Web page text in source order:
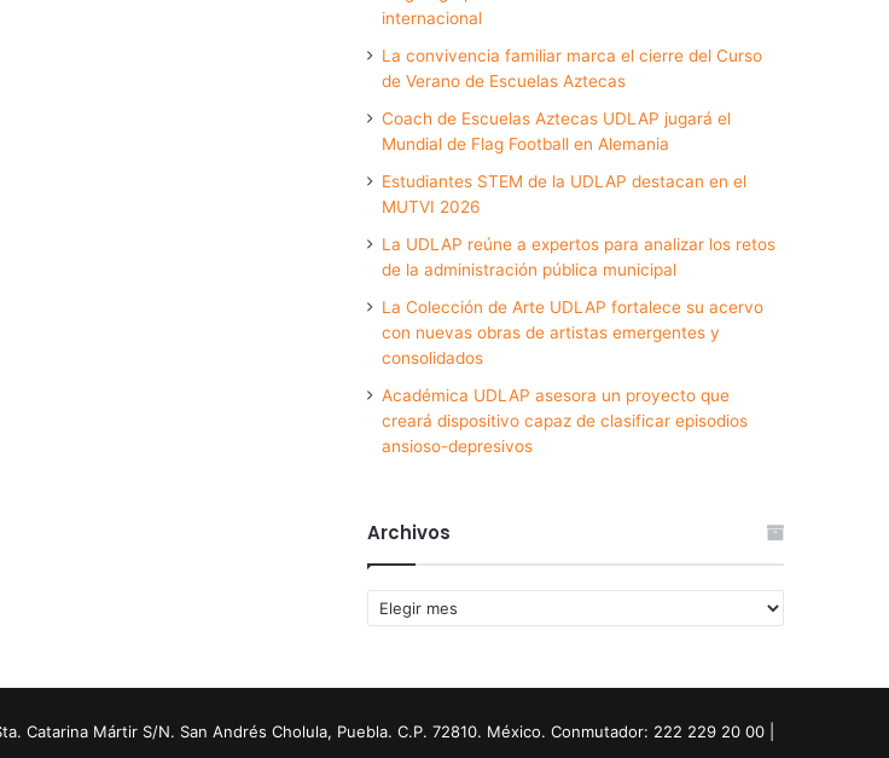
internacional
La convivencia familiar marca el cierre del Curso
de Verano de Escuelas Aztecas
Coach de Escuelas Aztecas UDLAP jugará el
Mundial de Flag Football en Alemania
Estudiantes STEM de la UDLAP destacan en el
MUTVI 2026
La UDLAP reúne a expertos para analizar los retos
de la administración pública municipal
La Colección de Arte UDLAP fortalece su acervo
con nuevas obras de artistas emergentes y
consolidados
Académica UDLAP asesora un proyecto que
creará dispositivo capaz de clasificar episodios
ansioso-depresivos
Archivos
Archivos
Catarina Mártir S/N. San Andrés Cholula, Puebla. C.P. 72810. México. Conmutador: 222 229 20 00 |